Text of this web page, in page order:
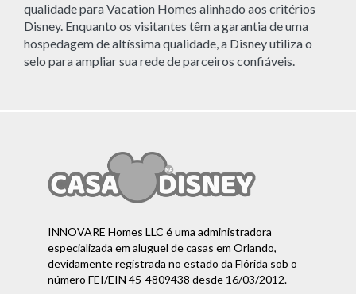
qualidade para Vacation Homes alinhado aos critérios
Disney. Enquanto os visitantes têm a garantia de uma
hospedagem de altíssima qualidade, a Disney utiliza o
selo para ampliar sua rede de parceiros confiáveis.
INNOVARE Homes LLC é uma administradora
especializada em aluguel de casas em Orlando,
devidamente registrada no estado da Flórida sob o
número FEI/EIN 45-4809438 desde 16/03/2012.